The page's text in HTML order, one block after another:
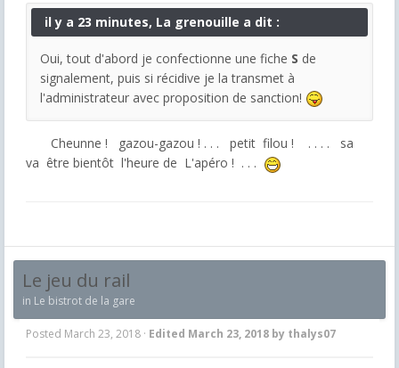
il y a 23 minutes, La grenouille a dit :
Oui, tout d'abord je confectionne une fiche S de
signalement, puis si récidive je la transmet à
l'administrateur avec proposition de sanction!
Cheunne ! gazou-gazou ! . . . petit filou ! . . . . sa
va être bientôt l'heure de L'apéro ! . . .
Le jeu du rail
in Le bistrot de la gare
Posted March 23, 2018 · Edited March 23, 2018 by thalys07